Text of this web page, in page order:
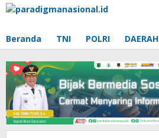
Lewati
Beranda TNI POLRI DAERAH